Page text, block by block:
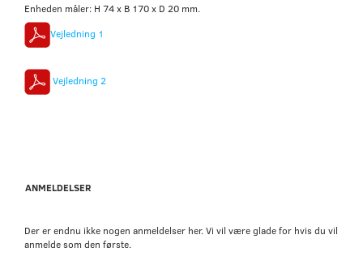
Enheden måler: H 74 x B 170 x D 20 mm.
Vejledning 1
Vejledning 2
ANMELDELSER
Der er endnu ikke nogen anmeldelser her. Vi vil være glade for hvis du vil
anmelde som den første.